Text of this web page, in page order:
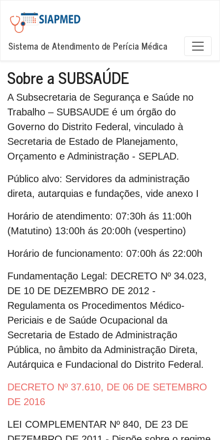
Sistema de Atendimento de Perícia Médica
Sobre a SUBSAÚDE
A Subsecretaria de Segurança e Saúde no
Trabalho – SUBSAUDE é um órgão do
Governo do Distrito Federal, vinculado à
Secretaria de Estado de Planejamento,
Orçamento e Administração - SEPLAD.
Público alvo: Servidores da administração
direta, autarquias e fundações, vide anexo I
Horário de atendimento: 07:30h ás 11:00h
(Matutino) 13:00h ás 20:00h (vespertino)
Horário de funcionamento: 07:00h ás 22:00h
Fundamentação Legal: DECRETO Nº 34.023,
DE 10 DE DEZEMBRO DE 2012 -
Regulamenta os Procedimentos Médico-
Periciais e de Saúde Ocupacional da
Secretaria de Estado de Administração
Pública, no âmbito da Administração Direta,
Autárquica e Fundacional do Distrito Federal.
DECRETO Nº 37.610, DE 06 DE SETEMBRO
DE 2016
LEI COMPLEMENTAR Nº 840, DE 23 DE